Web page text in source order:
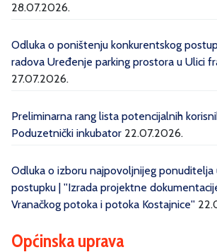
28.07.2026.
Odluka o poništenju konkurentskog
radova Uređenje parking prostora u Ulici
27.07.2026.
Preliminarna rang lista potencijalnih
Poduzetnički inkubator 22.07.2026.
Odluka o izboru najpovoljnijeg
postupku | ''Izrada projektne
Vranačkog potoka i potoka Kostajnice''
Općinska uprava